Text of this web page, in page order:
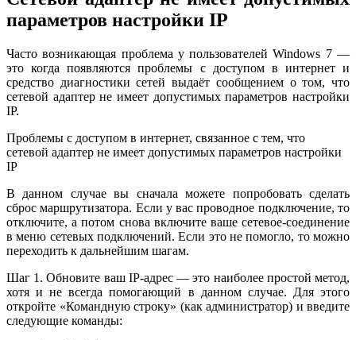
параметров настройки IP
Часто возникающая проблема у пользователей Windows 7 —
это когда появляются проблемы с доступом в интернет и
средство диагностики сетей выдаёт сообщением о том, что
сетевой адаптер не имеет допустимых параметров настройки
IP.
Проблемы с доступом в интернет, связанное с тем, что
сетевой адаптер не имеет допустимых параметров настройки
IP
В данном случае вы сначала можете попробовать сделать
сброс маршрутизатора. Если у вас проводное подключение, то
отключите, а потом снова включите ваше сетевое-соединение
в меню сетевых подключений. Если это не помогло, то можно
переходить к дальнейшим шагам.
Шаг 1. Обновите ваш IP-адрес — это наиболее простой метод,
хотя и не всегда помогающий в данном случае. Для этого
откройте «Командную строку» (как администратор) и введите
следующие команды: